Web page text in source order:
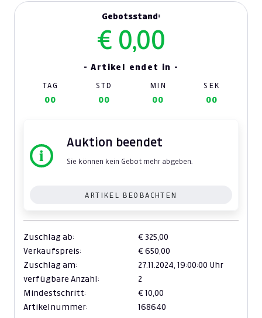
Gebotsstand:
€ 0,00
- Artikel endet in -
TAG STD MIN SEK
00 00 00 00
Auktion beendet
Sie können kein Gebot mehr abgeben.
ARTIKEL BEOBACHTEN
Zuschlag ab:
€ 325,00
Verkaufspreis:
€ 650,00
Zuschlag am:
27.11.2024, 19:00:00 Uhr
verfügbare Anzahl:
2
Mindestschritt:
€ 10,00
Artikelnummer:
168640